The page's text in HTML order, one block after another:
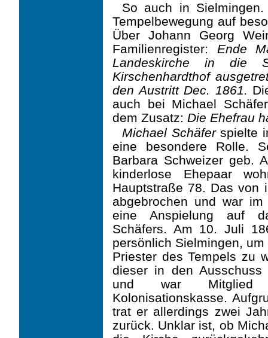
So auch in
Tempelbewegung auf
Über Johann Georg
Familien­register: Ende
Landeskirche in die
Kirschenhardthof
den Austritt Dec. 1861.
auch bei Michael
dem Zusatz: Die Ehefrau
Michael Schäferspielte
eine besondere Rolle.
Barbara Schweizer geb.
kinderlose Ehepaar
Hauptstraße 78. Das von
abgebrochen und war
eine Anspielung auf
Schäfers. Am 10. Juli
persönlich Sielmingen,
Priester des Tempels zu
dieser in den Ausschuss
und war Mitglied
Kolonisationskasse.
trat er allerdings zwei
zurück. Unklar ist, ob